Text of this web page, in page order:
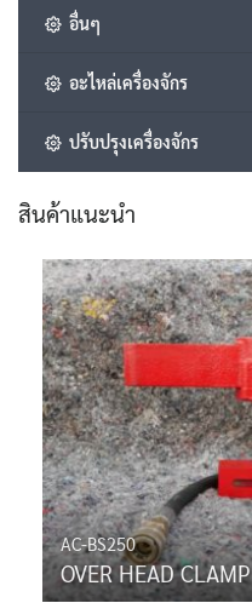
อื่นๆ
อะไหล่เครื่องจักร
ปรับปรุงเครื่องจักร
สินค้าแนะนำ
AC-BS250
OVER HEAD CLAMP